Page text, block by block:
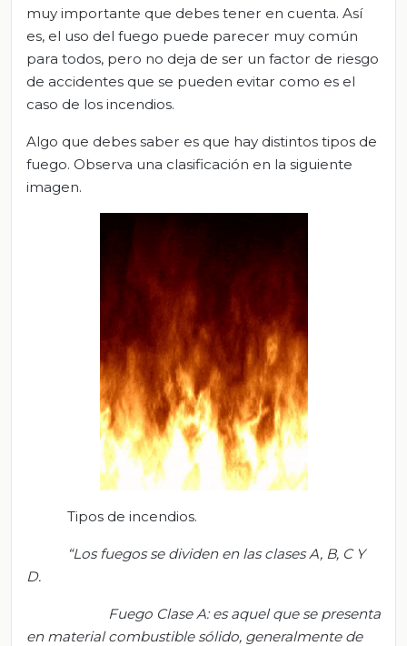
muy importante que debes tener en cuenta. Así
es, el uso del fuego puede parecer muy común
para todos, pero no deja de ser un factor de riesgo
de accidentes que se pueden evitar como es el
caso de los incendios.
Algo que debes saber es que hay distintos tipos de
fuego. Observa una clasificación en la siguiente
imagen.
Tipos de incendios.
“Los fuegos se dividen en las clases A, B, C Y
D.
Fuego Clase A: es aquel que se presenta
en material combustible sólido, generalmente de